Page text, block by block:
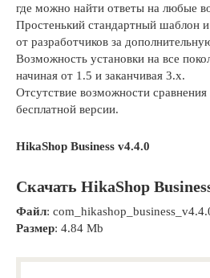
где можно найти ответы на любые
Простенький стандартный шаблон
от разработчиков за
Возможность установки на все
начиная от 1.5 и заканчивая 3.х.
Отсутствие возможности
бесплатной версии.
HikaShop Business v4.4.0
Скачать HikaShop
Файл:
Размер: 4.84 Mb